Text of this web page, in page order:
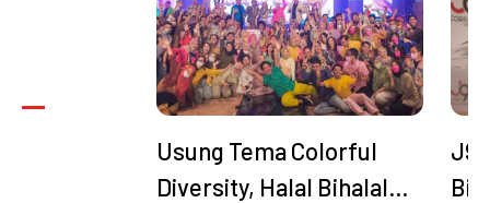
Usung Tema Colorful
Diversity, Halal Bihalal